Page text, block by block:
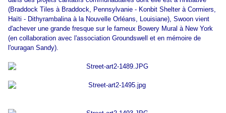
(Braddock Tiles à Braddock, Pennsylvanie - Konbit Shelter à Cormiers,
Haïti - Dithyrambalina à la Nouvelle Orléans, Louisiane), Swoon vient
d'achever une grande fresque sur le fameux Bowery Mural à New York
(en collaboration avec l'association Groundswell et en mémoire de
l'ouragan Sandy).